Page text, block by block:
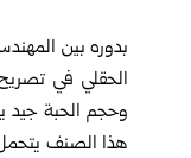
بدوره بين
الحقلي في
هذا الصنف يتحمل